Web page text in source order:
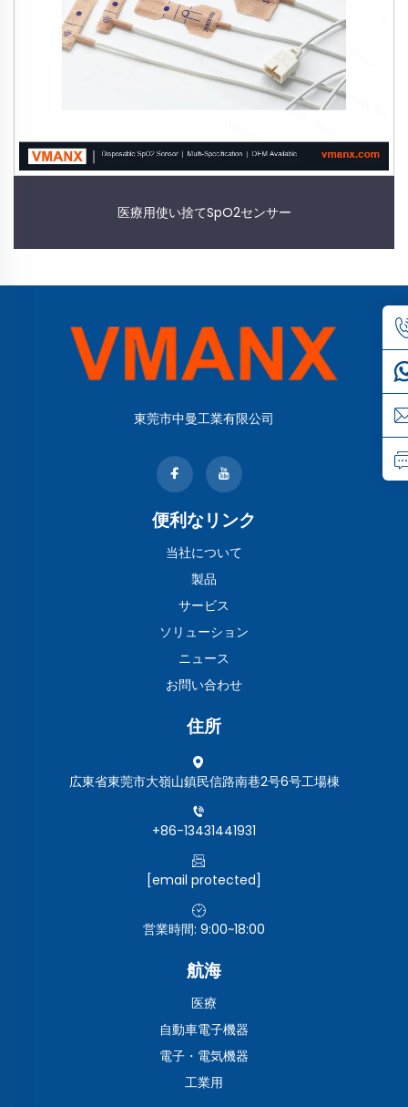
医療用使い捨てSpO2センサー
東莞市中曼工業有限公司
便利なリンク
当社について
製品
サービス
ソリューション
ニュース
お問い合わせ
住所
広東省東莞市大嶺山鎮民信路南巷2号6号工場棟
+86-13431441931
[email protected]
営業時間: 9:00~18:00
航海
医療
自動車電子機器
電子・電気機器
工業用